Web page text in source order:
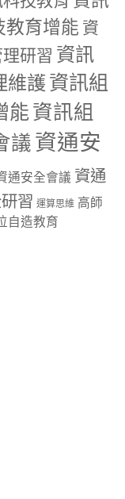
教育增能 資
研習 資訊
維護 資訊組
能資訊組
議 資通安
通安全會議 資通
習 運算思維 高師
自造教育